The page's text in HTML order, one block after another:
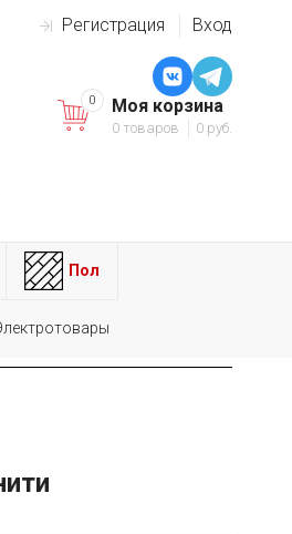
Регистрация Вход
Моя корзина
0 товаров 0 руб.
0
Пол